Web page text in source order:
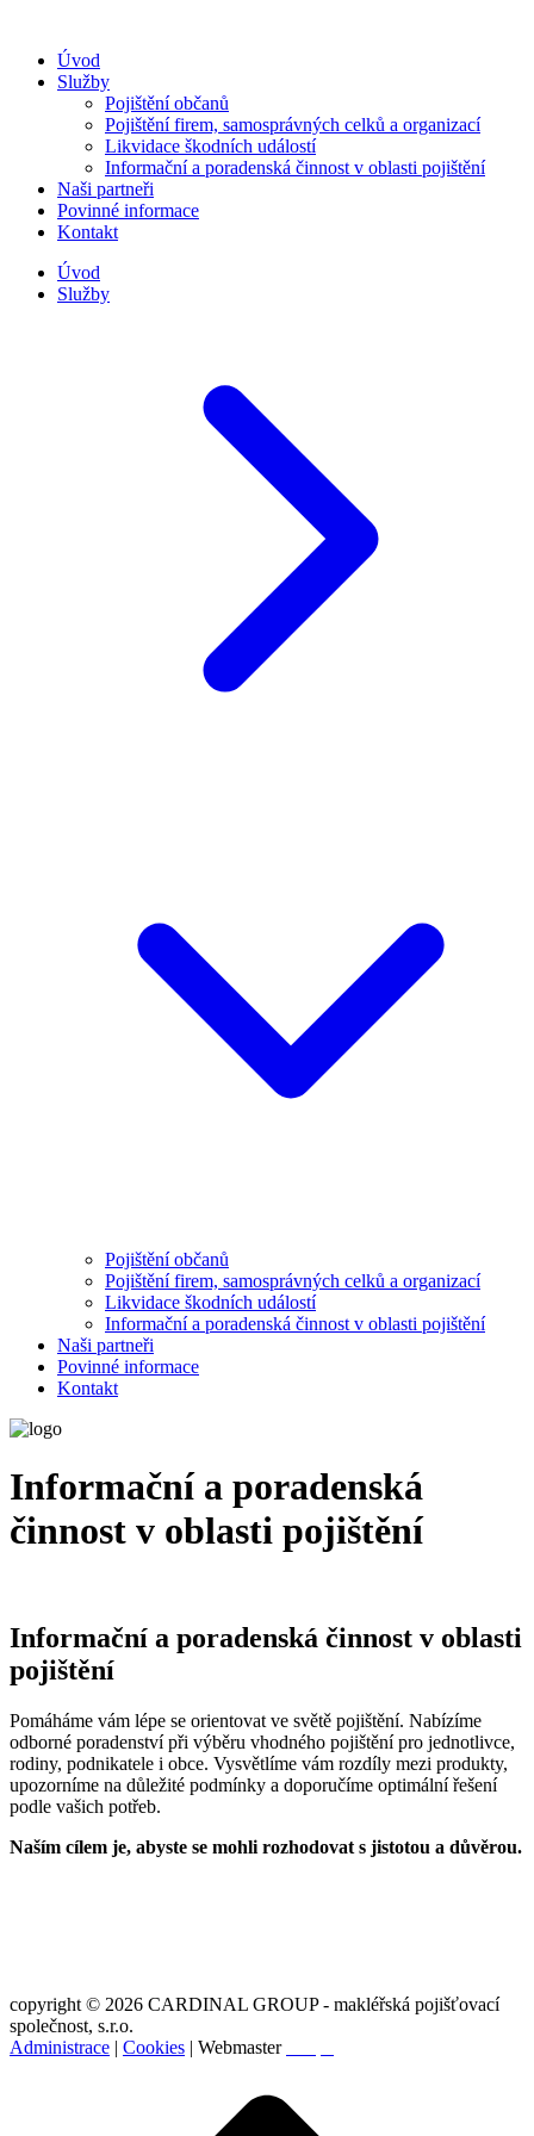
Úvod
Služby
Pojištění občanů
Pojištění firem, samosprávných celků a organizací
Likvidace škodních událostí
Informační a poradenská činnost v oblasti pojištění
Naši partneři
Povinné informace
Kontakt
Úvod
Služby
Pojištění občanů
Pojištění firem, samosprávných celků a organizací
Likvidace škodních událostí
Informační a poradenská činnost v oblasti pojištění
Naši partneři
Povinné informace
Kontakt
Informační a poradenská
činnost v oblasti pojištění
Informační a poradenská činnost v oblasti
pojištění
Pomáháme vám lépe se orientovat ve světě pojištění. Nabízíme
odborné poradenství při výběru vhodného pojištění pro jednotlivce,
rodiny, podnikatele i obce. Vysvětlíme vám rozdíly mezi produkty,
upozorníme na důležité podmínky a doporučíme optimální řešení
podle vašich potřeb.
Naším cílem je, abyste se mohli rozhodovat s jistotou a důvěrou.
copyright © 2026 CARDINAL GROUP - makléřská pojišťovací
společnost, s.r.o.
Administrace | Cookies | Webmaster